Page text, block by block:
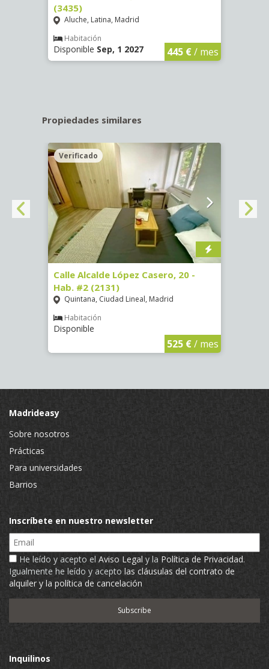
(3435)
Aluche, Latina, Madrid
Habitación
Disponible Sep, 1 2027 445 €/ mes
Propiedades similares
Verificado
Calle Alcalde López Casero, 20 -
Hab. #2 (2131)
Quintana, Ciudad Lineal, Madrid
Habitación
Disponible
525 €/ mes
Madrideasy
Sobre nosotros
Prácticas
Para universidades
Barrios
Inscríbete en nuestro newsletter
Email
He leído y acepto el Aviso Legal y la Política de Privacidad.
Igualmente he leído y acepto las cláusulas del contrato de
alquiler y la política de cancelación
Inquilinos